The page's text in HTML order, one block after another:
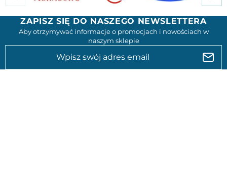
ZAPISZ SIĘ DO NASZEGO NEWSLETTERA
Aby otrzymywać informacje o promocjach i nowościach w
naszym sklepie